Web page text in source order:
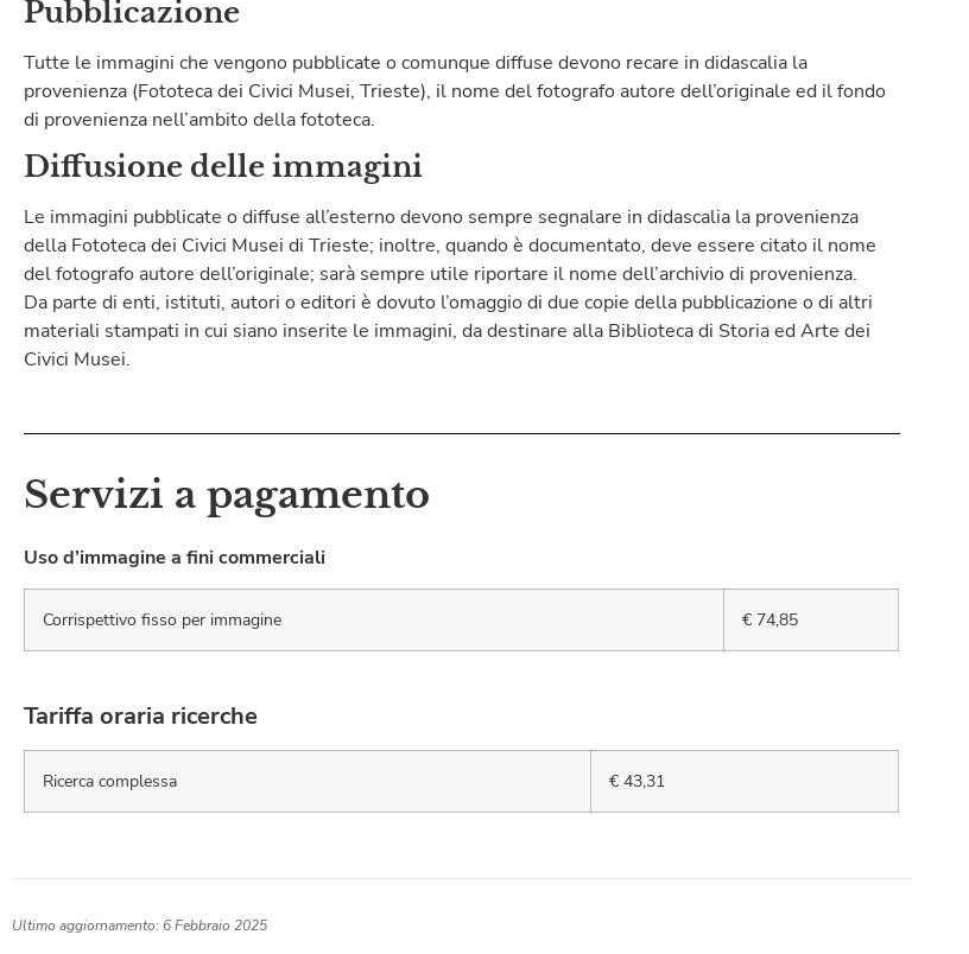
Pubblicazione
Tutte le immagini che vengono pubblicate o comunque diffuse devono recare in didascalia la
provenienza (Fototeca dei Civici Musei, Trieste), il nome del fotografo autore dell’originale ed il fondo
di provenienza nell’ambito della fototeca.
Diffusione delle immagini
Le immagini pubblicate o diffuse all’esterno devono sempre segnalare in didascalia la provenienza
della Fototeca dei Civici Musei di Trieste; inoltre, quando è documentato, deve essere citato il nome
del fotografo autore dell’originale; sarà sempre utile riportare il nome dell’archivio di provenienza.
Da parte di enti, istituti, autori o editori è dovuto l’omaggio di due copie della pubblicazione o di altri
materiali stampati in cui siano inserite le immagini, da destinare alla Biblioteca di Storia ed Arte dei
Civici Musei.
Servizi a pagamento
Uso d’immagine a fini commerciali
Corrispettivo fisso per immagine € 74,85
Tariffa oraria ricerche
Ricerca complessa € 43,31
Ultimo aggiornamento: 6 Febbraio 2025